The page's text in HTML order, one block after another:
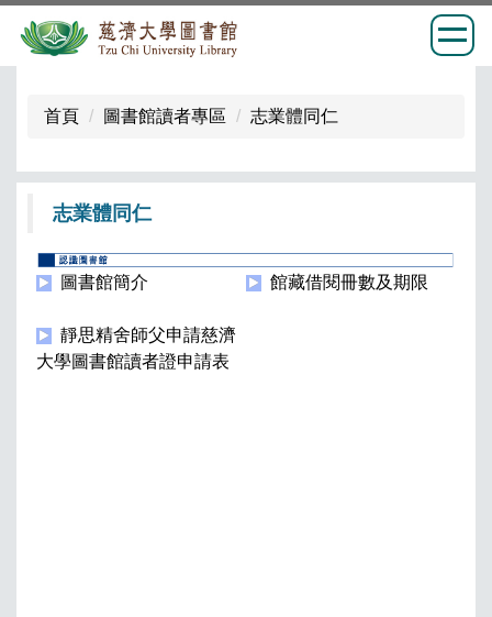
內
首頁 圖書館讀者專區 志業體同仁
志業體同仁
圖書館簡介 館藏借閱冊數及期限
靜思精舍師父申請慈濟
大學圖書館讀者證申請表